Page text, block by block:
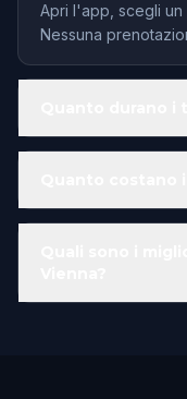
Apri l'app, scegli un
Nessuna